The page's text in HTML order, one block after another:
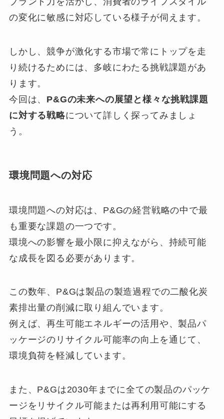
の変化に敏感に対応している様子が伺えます。
しかし、競争が激化する市場で常にトップを走
り続けるためには、多岐にわたる挑戦課題があ
ります。
今回は、 P&Gの未来への展望と様々な挑戦課題
に対する戦略について詳しく探ってみましょ
う。
環境問題への対応
環境問題への対応は、P&Gの経営戦略の中で最
も重要な課題の一つです。
環境への影響を最小限に抑えながら、持続可能
な成長を図る必要があります。
この数年、P&Gは製品の製造過程での二酸化炭
素排出量の削減に取り組んでいます。
例えば、再生可能エネルギーの活用や、製品パ
ッケージのリサイクル可能率の向上を通じて、
環境負荷を軽減しています。
また、P&Gは2030年までに全ての製品のパッケ
ージをリサイクル可能または再利用可能にする